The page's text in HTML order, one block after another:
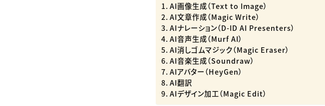
AI画像生成（Text to Image）
AI文章作成（Magic Write）
AIナレーション（D-ID AI Presenters）
AI音声生成（Murf AI）
AI消しゴムマジック（Magic Eraser）
AI音楽生成（Soundraw）
AIアバター（HeyGen）
AI翻訳
AIデザイン加工（Magic Edit）